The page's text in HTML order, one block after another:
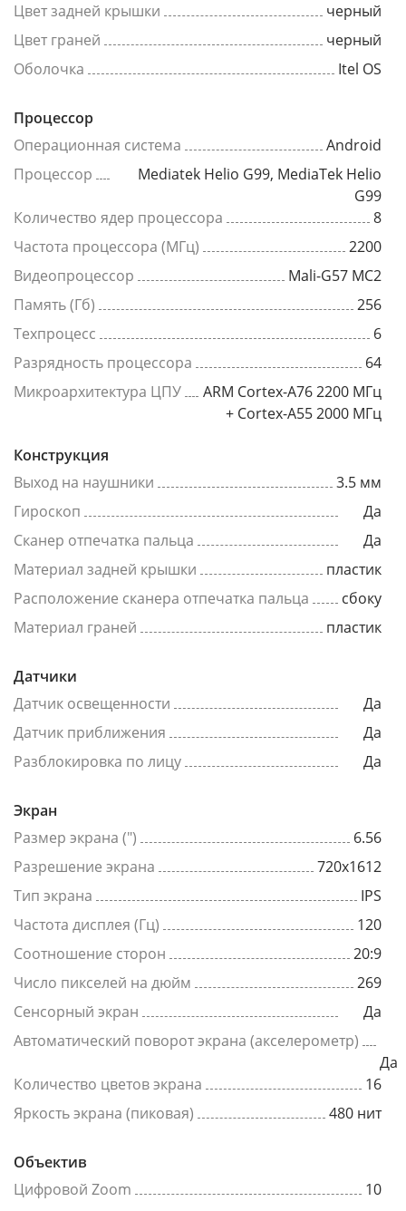
Цвет задней крышки
черный
Цвет граней
черный
Оболочка
Itel OS
Процессор
Операционная система
Android
Процессор
Mediatek Helio G99, MediaTek Helio
G99
Количество ядер процессора
8
Частота процессора (МГц)
2200
Видеопроцессор
Mali-G57 MC2
Память (Гб)
256
Техпроцесс
6
Разрядность процессора
64
Микроархитектура ЦПУ
ARM Cortex-A76 2200 МГц
+ Cortex-A55 2000 МГц
Конструкция
Выход на наушники
3.5 мм
Гироскоп
Да
Сканер отпечатка пальца
Да
Материал задней крышки
пластик
Расположение сканера отпечатка пальца
сбоку
Материал граней
пластик
Датчики
Датчик освещенности
Да
Датчик приближения
Да
Разблокировка по лицу
Да
Экран
Размер экрана (")
6.56
Разрешение экрана
720x1612
Тип экрана
IPS
Частота дисплея (Гц)
120
Соотношение сторон
20:9
Число пикселей на дюйм
269
Сенсорный экран
Да
Автоматический поворот экрана (акселерометр)
Да
Количество цветов экрана
16
Яркость экрана (пиковая)
480 нит
Объектив
Цифровой Zoom
10